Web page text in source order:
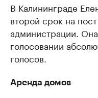
В Калининграде
второй срок на
администрации.
голосовании
голосов.
Аренда домов